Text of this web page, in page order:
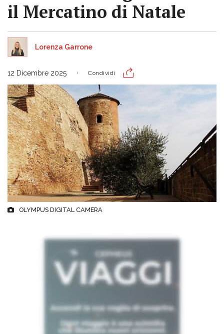
il Mercatino di Natale
Lorenza Garrone
12 Dicembre 2025 Condividi
OLYMPUS DIGITAL CAMERA